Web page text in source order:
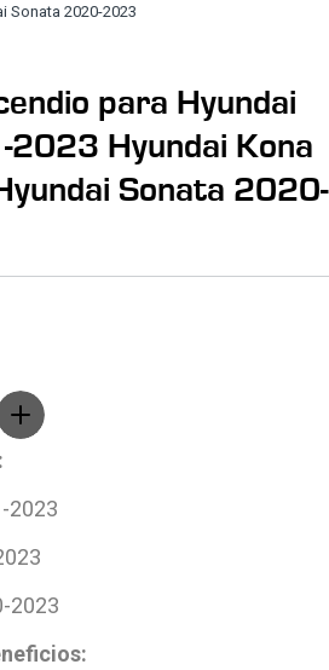
Sonata 2020-2023
para Hyundai
Hyundai Kona
Sonata 2020-
2023
2023